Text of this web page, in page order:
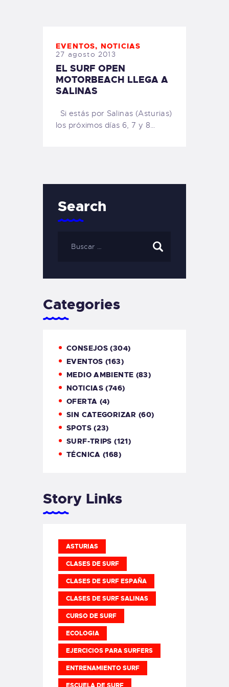
EVENTOS, NOTICIAS
27 agosto 2013
EL SURF OPEN
MOTORBEACH LLEGA A
SALINAS
Si estás por Salinas (Asturias)
los próximos días 6, 7 y 8…
Search
Categories
CONSEJOS (304)
EVENTOS (163)
MEDIO AMBIENTE (83)
NOTICIAS (746)
OFERTA (4)
SIN CATEGORIZAR (60)
SPOTS(23)
SURF-TRIPS (121)
TÉCNICA (168)
Story Links
ASTURIAS
CLASES DE SURF
CLASES DE SURF ESPAÑA
CLASES DE SURF SALINAS
CURSO DE SURF
ECOLOGIA
EJERCICIOS PARA SURFERS
ENTRENAMIENTO SURF
ESCUELA DE SURF